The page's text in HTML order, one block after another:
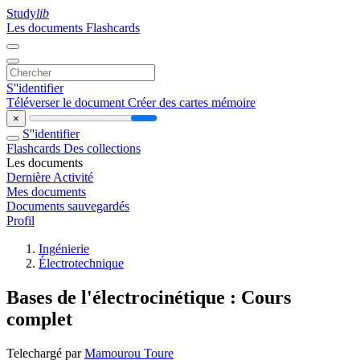
Studylib
Les documents Flashcards
S''identifier
Téléverser le document Créer des cartes mémoire
×
S''identifier
Flashcards Des collections
Les documents
Dernière Activité
Mes documents
Documents sauvegardés
Profil
Ingénierie
Électrotechnique
Bases de l'électrocinétique : Cours
complet
Telechargé parMamourou Toure